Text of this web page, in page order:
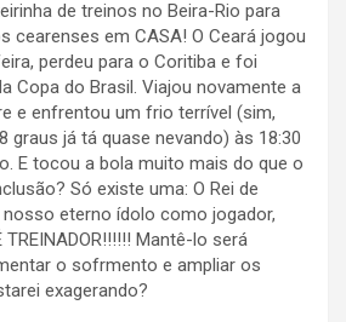
de treinos no Beira-Rio para
cearenses em CASA! O Ceará jogou
perdeu para o Coritiba e foi
Copa do Brasil. Viajou novamente a
e enfrentou um frio terrível (sim,
graus já tá quase nevando) às 18:30
E tocou a bola muito mais do que o
Só existe uma: O Rei de
eterno ídolo como jogador,
TREINADOR!!!!!! Mantê-lo será
o sofrmento e ampliar os
exagerando?